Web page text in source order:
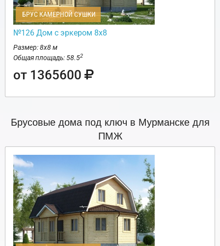
БРУС КАМЕРНОЙ СУШКИ
№126 Дом с эркером 8х8
Размер: 8х8 м
Общая площадь: 58.52
от 1365600
Брусовые дома под ключ в Мурманске для
ПМЖ